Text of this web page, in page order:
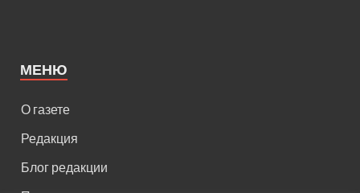
МЕНЮ
О газете
Редакция
Блог редакции